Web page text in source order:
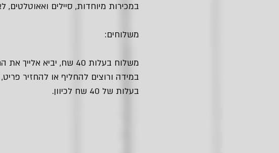
במכירות מיוחדות, סיילים ואאוטלטים,
משלוחים:
משלוח בעלות 40 שח, יביא אלייך את החבילה עם שליח עד הבית.
במידה ורוצים להחליף או להחזיר
בעלות של 40 שח לכיוון.